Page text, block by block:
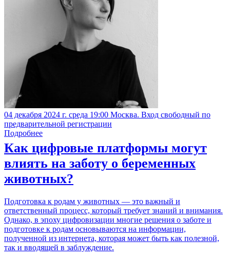
04 декабря 2024 г. среда 19:00 Москва. Вход свободный по
предварительной регистрации
Подробнее
Как цифровые платформы могут
влиять на заботу о беременных
животных?
Подготовка к родам у животных — это важный и
ответственный процесс, который требует знаний и внимания.
Однако, в эпоху цифровизации многие решения о заботе и
подготовке к родам основываются на информации,
полученной из интернета, которая может быть как полезной,
так и вводящей в заблуждение.